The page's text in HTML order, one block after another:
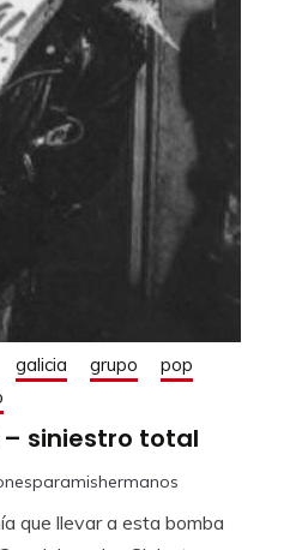
galicia grupo
pop
siniestro total
que llevar a esta bomba